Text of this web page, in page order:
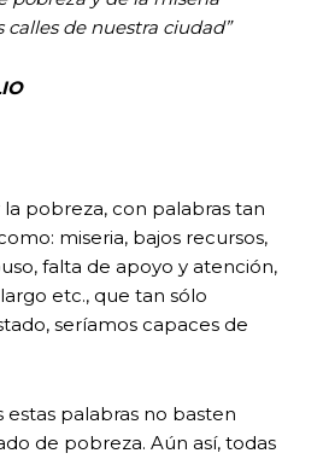
de nuestra ciudad”
pobreza, con palabras tan
miseria, bajos recursos,
falta de apoyo y atención,
etc., que tan sólo
seríamos capaces de
estas palabras no basten
de pobreza. Aún así, todas